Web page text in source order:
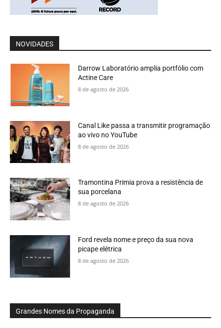
NOVIDADES
Darrow Laboratório amplia portfólio com
Actine Care
8 de agosto de 2026
Canal Like passa a transmitir programação
ao vivo no YouTube
8 de agosto de 2026
Tramontina Primia prova a resistência de
sua porcelana
8 de agosto de 2026
Ford revela nome e preço da sua nova
picape elétrica
8 de agosto de 2026
Grandes Nomes da Propaganda